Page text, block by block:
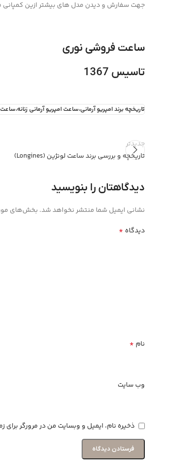
جهت سفارش و دیدن مدل های بیشتر ازین کمپانی میتوانید با شماره
ساعت فروشی نوری
تاسیس 1367
تاریخچه برند امپریو آرمانی،ساعت امپریو آرمانی زنانه،ساعت
جدیدتر
تاریخچه و بررسی برند ساعت لونژین (Longines)
دیدگاهتان را بنویسید
نشانی ایمیل شما منتشر نخواهد شد. بخش‌های
دیدگاه *
نام *
وب‌ سایت
ذخیره نام، ایمیل و وبسایت من در مرورگر